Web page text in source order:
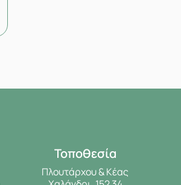
Τοποθεσία
Πλουτάρχου & Κέας